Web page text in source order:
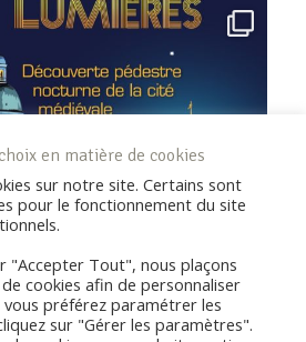
en matière de cookies
sur notre site. Certains sont
pour le fonctionnement du site
"Accepter Tout", nous plaçons
cookies afin de personnaliser
vous préférez paramétrer les
sur "Gérer les paramètres".